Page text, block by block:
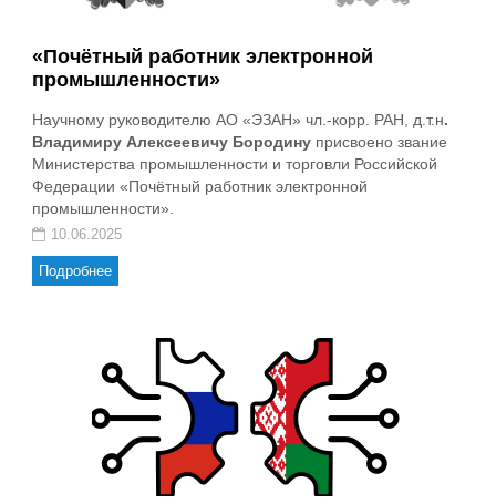
«Почётный работник электронной
промышленности»
Научному руководителю АО «ЭЗАН» чл.-корр. РАН, д.т.н.
Владимиру Алексеевичу Бородину присвоено звание
Министерства промышленности и торговли Российской
Федерации «Почётный работник электронной
промышленности».
10.06.2025
Подробнее